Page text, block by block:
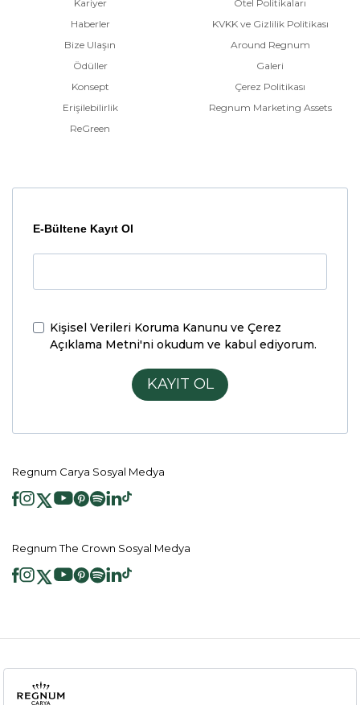
Kariyer
Haberler
Bize Ulaşın
Ödüller
Konsept
Erişilebilirlik
ReGreen
Otel Politikaları
KVKK ve Gizlilik Politikası
Around Regnum
Galeri
Çerez Politikası
Regnum Marketing Assets
E-Bültene Kayıt Ol
Kişisel Verileri Koruma Kanunu ve Çerez
Açıklama Metni'ni okudum ve kabul ediyorum.
KAYIT OL
Regnum Carya Sosyal Medya
Regnum The Crown Sosyal Medya